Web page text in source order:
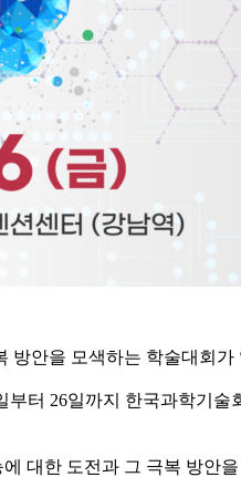
방안을 모색하는 학술대회가
터 26일까지 한국과학기
대한 도전과 그 극복 방